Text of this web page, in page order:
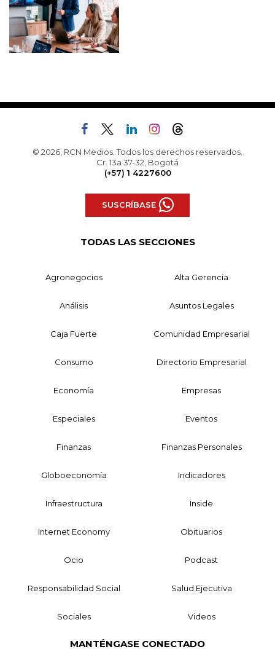
© 2026, RCN Medios. Todos los derechos reservados.
Cr. 13a 37-32, Bogotá
(+57) 1 4227600
SUSCRÍBASE
TODAS LAS SECCIONES
Agronegocios Alta Gerencia
Análisis Asuntos Legales
Caja Fuerte Comunidad Empresarial
Consumo Directorio Empresarial
Economía Empresas
Especiales Eventos
Finanzas Finanzas Personales
Globoeconomía Indicadores
Infraestructura Inside
Internet Economy Obituarios
Ocio Podcast
Responsabilidad Social Salud Ejecutiva
Sociales Videos
MANTÉNGASE CONECTADO